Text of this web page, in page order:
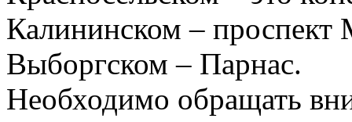
Калининском –
Выборгском – Парнас.
Необходимо обращать